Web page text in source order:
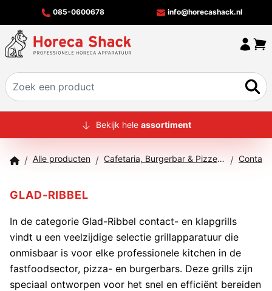
085-0600678 info@horecashack.nl
HOME
CONTACT
Bekijk hele assortiment
/ Alle producten / Cafetaria, Burgerbar & Pizzeria / Contact
GLAD-RIBBEL
In de categorie Glad-Ribbel contact- en klapgrills
vindt u een veelzijdige selectie grillapparatuur die
onmisbaar is voor elke professionele kitchen in de
fastfoodsector, pizza- en burgerbars. Deze grills zijn
speciaal ontworpen voor het snel en efficiënt bereiden